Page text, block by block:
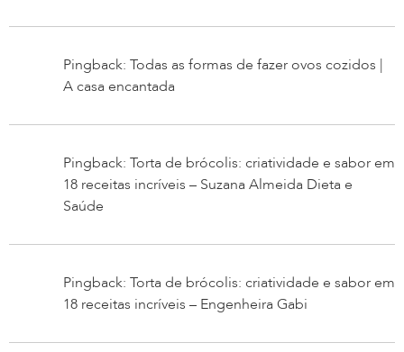
Pingback: Todas as formas de fazer ovos cozidos |
A casa encantada
Pingback: Torta de brócolis: criatividade e sabor em
18 receitas incríveis – Suzana Almeida Dieta e
Saúde
Pingback: Torta de brócolis: criatividade e sabor em
18 receitas incríveis – Engenheira Gabi